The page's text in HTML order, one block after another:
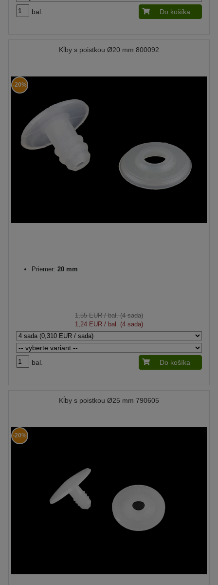
bal. Do košíka
Kĺby s poistkou Ø20 mm 800092
-20%
Priemer: 20 mm
1,55 EUR/ bal. (4 sada)
1,24 EUR / bal. (4 sada)
bal. Do košíka
Kĺby s poistkou Ø25 mm 790605
-20%